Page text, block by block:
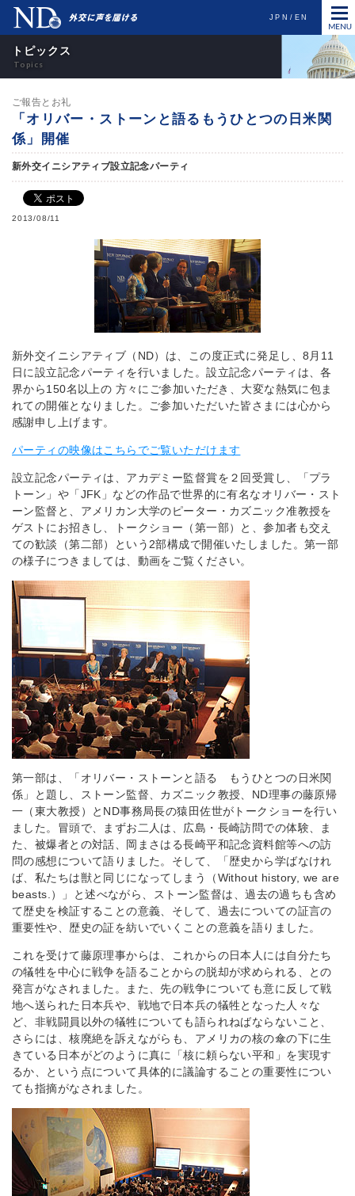
JPN EN
トピックス
ご報告とお礼
「オリバー・ストーンと語るもうひとつの日米関
係」開催
新外交イニシアティブ設立記念パーティ
2013/08/11
新外交イニシアティブ（ND）は、この度正式に発足し、8月11
日に設立記念パーティを行いました。設立記念パーティは、各
界から150名以上の 方々にご参加いただき、大変な熱気に包ま
れての開催となりました。ご参加いただいた皆さまには心から
感謝申し上げます。
パーティの映像はこちらでご覧いただけます
設立記念パーティは、アカデミー監督賞を２回受賞し、「プラ
トーン」や「JFK」などの作品で世界的に有名なオリバー・スト
ーン監督と、アメリカン大学のピーター・カズニック准教授を
ゲストにお招きし、トークショー（第一部）と、参加者も交え
ての歓談（第二部）という2部構成で開催いたしました。第一部
の様子につきましては、動画をご覧ください。
第一部は、「オリバー・ストーンと語る もうひとつの日米関
係」と題し、ストーン監督、カズニック教授、ND理事の藤原帰
一（東大教授）とND事務局長の猿田佐世がトークショーを行い
ました。冒頭で、まずお二人は、広島・長崎訪問での体験、ま
た、被爆者との対話、岡まさはる長崎平和記念資料館等への訪
問の感想について語りました。そして、「歴史から学ばなけれ
ば、私たちは獣と同じになってしまう（Without history, we are
beasts.）」と述べながら、ストーン監督は、過去の過ちも含め
て歴史を検証することの意義、そして、過去についての証言の
重要性や、歴史の証を紡いでいくことの意義を語りました。
これを受けて藤原理事からは、これからの日本人には自分たち
の犠牲を中心に戦争を語ることからの脱却が求められる、との
発言がなされました。また、先の戦争についても意に反して戦
地へ送られた日本兵や、戦地で日本兵の犠牲となった人々な
ど、非戦闘員以外の犠牲についても語られねばならないこと、
さらには、核廃絶を訴えながらも、アメリカの核の傘の下に生
きている日本がどのように真に「核に頼らない平和」を実現す
るか、という点について具体的に議論することの重要性につい
ても指摘がなされました。